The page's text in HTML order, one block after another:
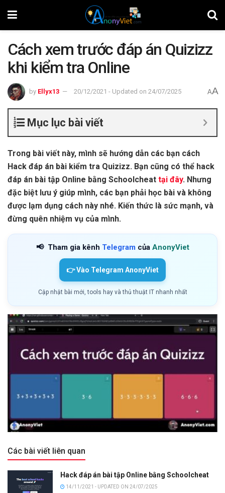
Cách xem trước đáp án Quizizz
khi kiểm tra Online
by Ellyx13 20/12/2021 - Updated on 24/07/2025 AA
Mục lục bài viết
Trong bài viết này, mình sẽ hướng dẫn các bạn cách
Hack đáp án bài kiểm tra Quizizz. Bạn cũng có thể hack
đáp án bài tập Online bằng Schoolcheat tại đây. Nhưng
đặc biệt lưu ý giúp mình, các bạn phải học bài và không
được lạm dụng cách này nhé. Kiến thức là sức mạnh, và
đừng quên nhiệm vụ của mình.
📢 Tham gia kênh Telegram của AnonyViet
👉 Vào Telegram AnonyViet
Cập nhật bài mới, tools hay và thủ thuật IT nhanh nhất
Các bài viết liên quan
Hack đáp án bài tập Online bằng Schoolcheat
14/11/2021 - UPDATED ON 24/07/2025